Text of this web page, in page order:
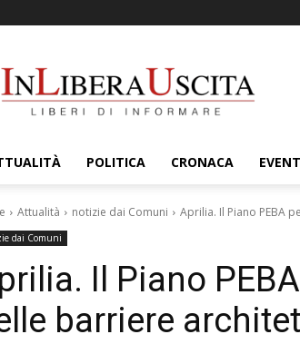
POLITICA CRONACA
Attualità notizie dai Comuni Aprilia. Il Piano PEBA
dai Comuni
Il Piano
barriere